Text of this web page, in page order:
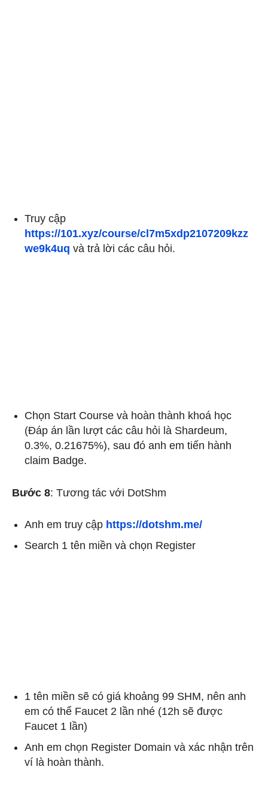
Truy cập
https://101.xyz/course/cl7m5xdp2107209kzz
we9k4uq và trả lời các câu hỏi.
Chọn Start Course và hoàn thành khoá học
(Đáp án lần lượt các câu hỏi là Shardeum,
0.3%, 0.21675%), sau đó anh em tiến hành
claim Badge.
Bước 8: Tương tác với DotShm
Anh em truy cập https://dotshm.me/
Search 1 tên miền và chọn Register
1 tên miền sẽ có giá khoảng 99 SHM, nên anh
em có thể Faucet 2 lần nhé (12h sẽ được
Faucet 1 lần)
Anh em chọn Register Domain và xác nhận trên
ví là hoàn thành.